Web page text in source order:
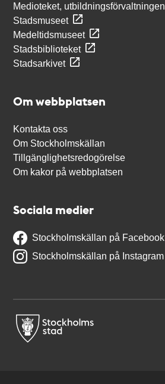
Medioteket, utbildningsförvaltningen
Stadsmuseet
Medeltidsmuseet
Stadsbiblioteket
Stadsarkivet
Om webbplatsen
Kontakta oss
Om Stockholmskällan
Tillgänglighetsredogörelse
Om kakor på webbplatsen
Sociala medier
Stockholmskällan på Facebook
Stockholmskällan på Instagram